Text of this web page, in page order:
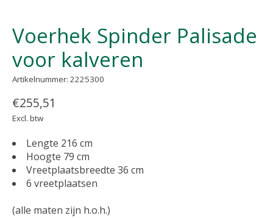
Voerhek Spinder Palisade
voor kalveren
Artikelnummer: 2225300
€255,51
Excl. btw
Lengte 216 cm
Hoogte 79 cm
Vreetplaatsbreedte 36 cm
6 vreetplaatsen
(alle maten zijn h.o.h.)